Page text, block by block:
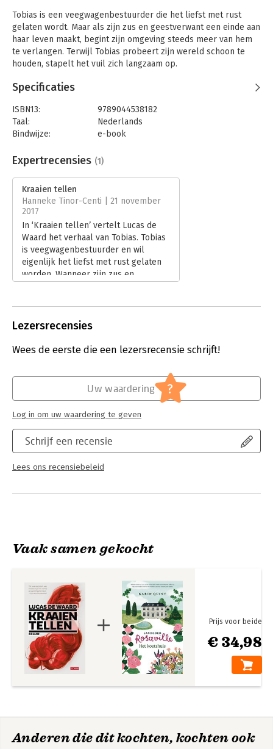
Tobias is een veegwagenbestuurder die het liefst met rust
gelaten wordt. Maar als zijn zus en geestverwant een einde aan
haar leven maakt, begint zijn omgeving steeds meer van hem
te verlangen. Terwijl Tobias probeert zijn wereld schoon te
houden, stapelt het vuil zich langzaam op.
Specificaties
ISBN13:
9789044538182
Taal:
Nederlands
Bindwijze:
e-book
Bestandsformaat:
epub
Uitgever:
Verschijningsdatum:
18-9-2017
Hoofdrubriek: Literatuur en romans
Expertrecensies (1)
Kraaien tellen
Hanneke Tinor-Centi | 21 november
2017
In ‘Kraaien tellen’ vertelt Lucas de
Waard het verhaal van Tobias. Tobias
is veegwagenbestuurder en wil
eigenlijk het liefst met rust gelaten
worden. Wanneer zijn zus en
Lees verder
Lezersrecensies
Wees de eerste die een lezersrecensie schrijft!
Schrijf een recensie
Lees ons recensiebeleid
Uw waardering ?
Log in om uw waardering te geven
Vaak samen gekocht
€ 34,98
Prijs voor beide
Anderen die dit kochten, kochten ook